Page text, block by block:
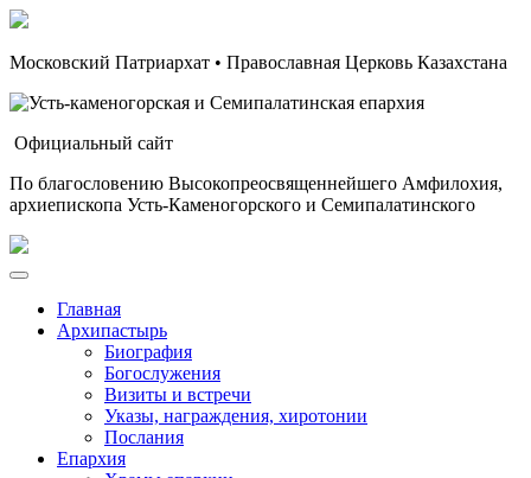
Московский Патриархат • Православная Церковь Казахстана
Официальный сайт
По благословению Высокопреосвященнейшего Амфилохия,
архиепископа Усть-Каменогорского и Семипалатинского
Главная
Архипастырь
Биография
Богослужения
Визиты и встречи
Указы, награждения, хиротонии
Послания
Епархия